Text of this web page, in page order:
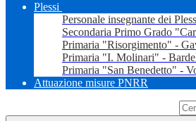
Plessi
Personale insegnante dei
Secondaria Primo Grado
Primaria "Risorgimento" -
Primaria "I. Molinari" -
Primaria "San Benedetto" -
Attuazione misure PNRR